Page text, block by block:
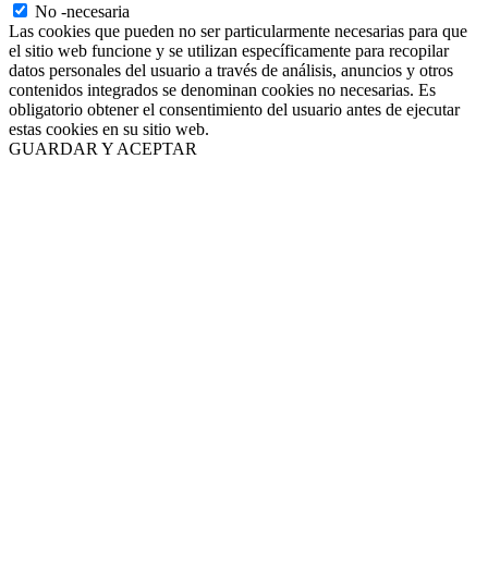
No -necesaria
Las cookies que pueden no ser particularmente necesarias para que
el sitio web funcione y se utilizan específicamente para recopilar
datos personales del usuario a través de análisis, anuncios y otros
contenidos integrados se denominan cookies no necesarias. Es
obligatorio obtener el consentimiento del usuario antes de ejecutar
estas cookies en su sitio web.
GUARDAR Y ACEPTAR